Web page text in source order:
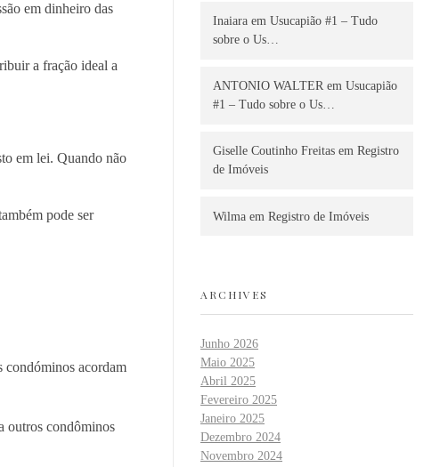
em dinheiro das
a fração ideal a
em lei. Quando não
pode ser
condóminos acordam
outros condôminos
Inaiara em Usucapião #1 – Tudo
sobre o Us…
ANTONIO WALTER em Usucapião
#1 – Tudo sobre o Us…
Giselle Coutinho Freitas em Registro
de Imóveis
Wilma em Registro de Imóveis
ARCHIVES
Junho 2026
Maio 2025
Abril 2025
Fevereiro 2025
Janeiro 2025
Dezembro 2024
Novembro 2024